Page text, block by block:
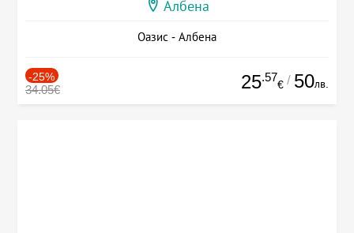
Албена
Оазис - Албена
-25%
34.05€ 25.57
€ / 50лв.